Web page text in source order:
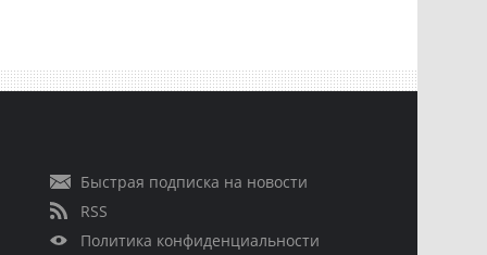
Быстрая подписка на новости
RSS
Политика конфиденциальности